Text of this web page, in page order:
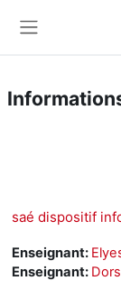
saé dispositif
Enseignant:
Enseignant: